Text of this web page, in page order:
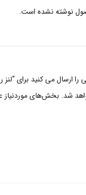
نوشته نشده است.
ارسال می کنید برای “لنز
شد. بخش‌های موردنیاز